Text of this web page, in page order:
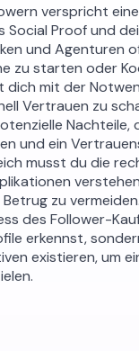
verspricht
Social Proof und
und Agenturen
zu starten oder
dich mit der
Vertrauen zu
Nachteile,
und ein
musst du die
zu
des Follower-
erkennst,
existieren, um